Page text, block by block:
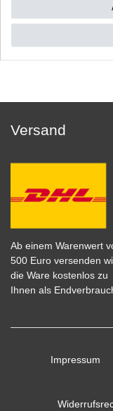
Versand
Ab einem Warenwert
500 Euro versenden
die Ware kostenlos zu
Ihnen als
Impressum